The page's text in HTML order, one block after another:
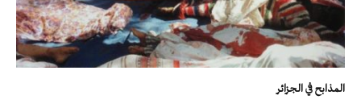
المذابح في الجزائر